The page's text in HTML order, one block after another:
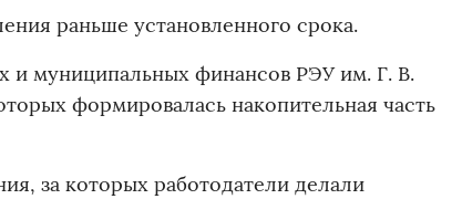
раньше установленного срока.
и муниципальных финансов РЭУ им. Г. В.
формировалась накопительная часть
за которых работодатели делали